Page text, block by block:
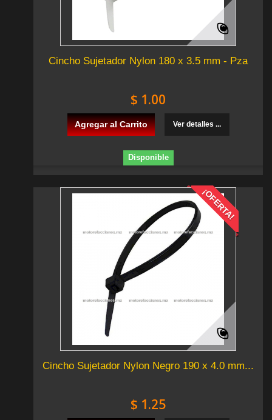
Cincho Sujetador Nylon 180 x 3.5 mm - Pza
$ 1.00
Agregar al Carrito Ver detalles ...
Disponible
¡OFERTA!
Cincho Sujetador Nylon Negro 190 x 4.0 mm...
$ 1.25